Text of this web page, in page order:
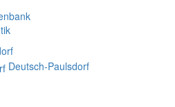
Deutsch-Paulsdorf